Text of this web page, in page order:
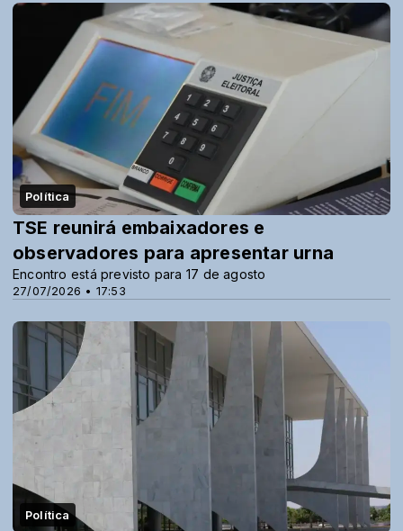
Política
27/07/2026 • 17:53
TSE reunirá embaixadores e
observadores para apresentar urna
Encontro está previsto para 17 de agosto
Política